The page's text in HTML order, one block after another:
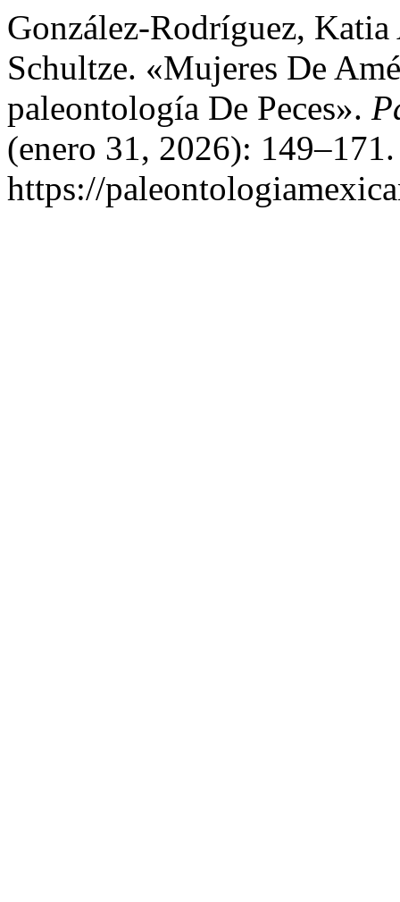
González-Rodríguez,
Schultze. «Mujeres De
paleontología De Peces».
(enero 31, 2026):
https://